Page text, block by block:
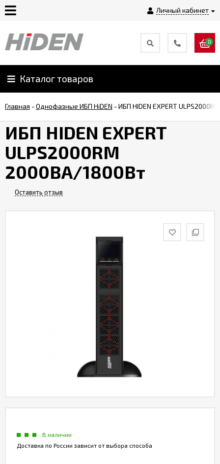
Личный кабинет
Главная
О
Оплата
Монтаж
0
Каталог товаров
Главная -Однофазные ИБП HiDEN -ИБП HIDEN EXPERT
ИБП HIDEN EXPERT
ULPS2000RM
2000ВА/1800Вт
Оставить отзыв
В наличии
Доставка по России зависит от выбора способа